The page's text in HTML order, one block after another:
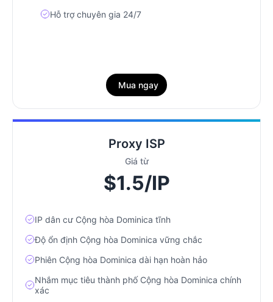
Hỗ trợ chuyên gia 24/7
Mua ngay
Proxy ISP
Giá từ
$1.5/IP
IP dân cư Cộng hòa Dominica tĩnh
Độ ổn định Cộng hòa Dominica vững chắc
Phiên Cộng hòa Dominica dài hạn hoàn hảo
Nhắm mục tiêu thành phố Cộng hòa Dominica chính
xác